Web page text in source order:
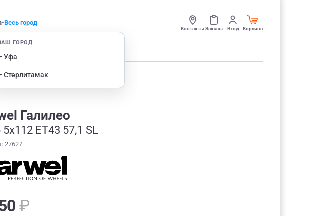
•Весь город
ГОРОД
• Уфа
• Стерлитамак
КонтактыЗаказы Вход Корзина
Галилео
5x112 ET43 57,1 SL
27627
₽